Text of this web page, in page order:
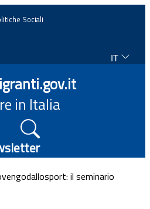
Sociali
IT
in Italia
il seminario